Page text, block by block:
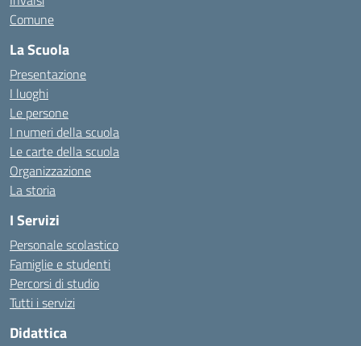
Comune
La Scuola
Presentazione
I luoghi
Le persone
I numeri della scuola
Le carte della scuola
Organizzazione
La storia
I Servizi
Personale scolastico
Famiglie e studenti
Percorsi di studio
Tutti i servizi
Didattica